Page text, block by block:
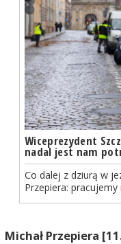
Wiceprezydent
nadal jest nam
Co dalej z dziurą w
Przepiera:
Michał Przepiera